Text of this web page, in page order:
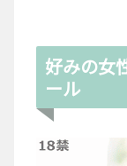
好みの女
ール